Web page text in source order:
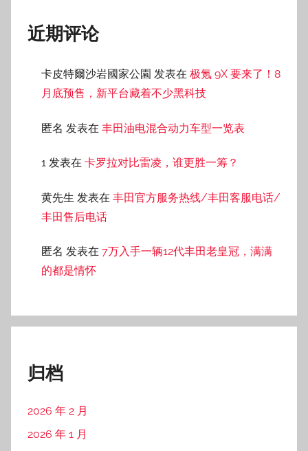
2026 年 2 月
2025 年 12 月
2025 年 11 月
2025 年 9 月
2025 年 7 月
2025 年 6 月
2025 年 4 月
2025 年 2 月
2024 年 12 月
2024 年 11 月